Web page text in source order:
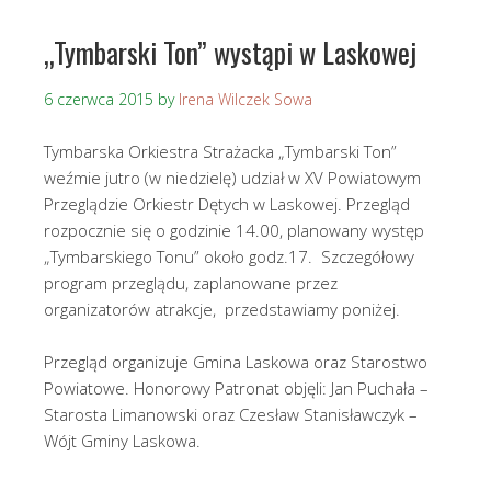
„Tymbarski Ton” wystąpi w Laskowej
6 czerwca 2015 by Irena Wilczek Sowa
Tymbarska Orkiestra Strażacka „Tymbarski Ton”
weźmie jutro (w niedzielę) udział w XV Powiatowym
Przeglądzie Orkiestr Dętych w Laskowej. Przegląd
rozpocznie się o godzinie 14.00, planowany występ
„Tymbarskiego Tonu” około godz.17. Szczegółowy
program przeglądu, zaplanowane przez
organizatorów atrakcje, przedstawiamy poniżej.
Przegląd organizuje Gmina Laskowa oraz Starostwo
Powiatowe. Honorowy Patronat objęli: Jan Puchała –
Starosta Limanowski oraz Czesław Stanisławczyk –
Wójt Gminy Laskowa.